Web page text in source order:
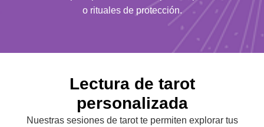
o rituales de protección.
Lectura de tarot
personalizada
Nuestras sesiones de tarot te permiten explorar tus